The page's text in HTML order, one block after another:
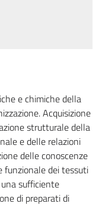
e chimiche della
Acquisizione
strutturale della
e delle relazioni
delle conoscenze
funzionale dei tessuti
sufficiente
di preparati di